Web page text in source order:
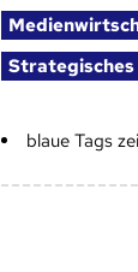
blaue Tags